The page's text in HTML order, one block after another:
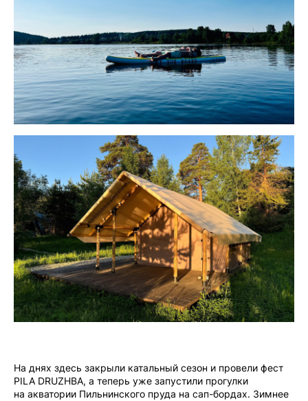
На днях здесь закрыли катальный сезон и провели фест
PILA DRUZHBA, а теперь уже запустили прогулки
на акватории Пильнинского пруда на сап-бордах. Зимнее